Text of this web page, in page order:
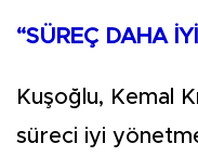
“SÜREÇ DAHA
Kuşoğlu, Kemal
süreci iyi